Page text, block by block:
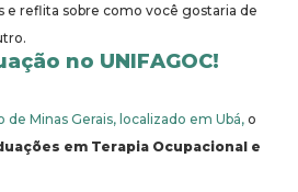
e reflita sobre como você gostaria de
no UNIFAGOC!
Minas Gerais, localizado em Ubá, o
em Terapia Ocupacional e